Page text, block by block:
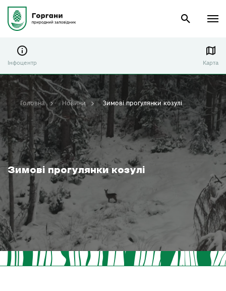
Інфоцентр Карта
Зимові прогулянки козулі
Головна Новини Зимові прогулянки козулі